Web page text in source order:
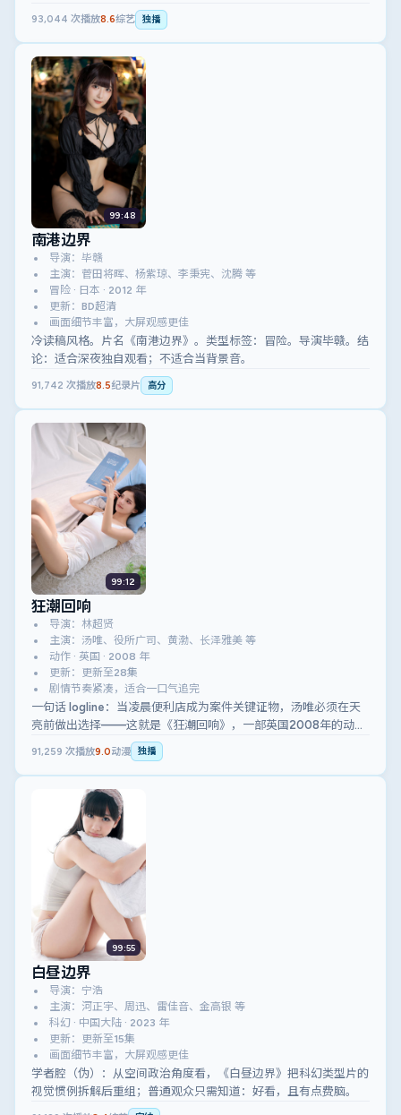
93,044 次播放8.6综艺 独播
99:48
南港边界
导演：毕赣
主演：菅田将晖、杨紫琼、李秉宪、沈腾 等
冒险 · 日本 · 2012 年
更新：BD超清
画面细节丰富，大屏观感更佳
冷读稿风格。片名《南港边界》。类型标签：冒险。导演毕赣。结
论：适合深夜独自观看；不适合当背景音。
91,742 次播放8.5纪录片 高分
99:12
狂潮回响
导演：林超贤
主演：汤唯、役所广司、黄渤、长泽雅美 等
动作 · 英国 · 2008 年
更新：更新至28集
剧情节奏紧凑，适合一口气追完
一句话 logline：当凌晨便利店成为案件关键证物，汤唯必须在天
亮前做出选择——这就是《狂潮回响》，一部英国2008年的动作
91,259 次播放9.0动漫 独播
99:55
白昼边界
导演：宁浩
主演：河正宇、周迅、雷佳音、金高银 等
科幻 · 中国大陆 · 2023 年
更新：更新至15集
画面细节丰富，大屏观感更佳
学者腔（伪）：从空间政治角度看，《白昼边界》把科幻类型片的
视觉惯例拆解后重组；普通观众只需知道：好看，且有点费脑。